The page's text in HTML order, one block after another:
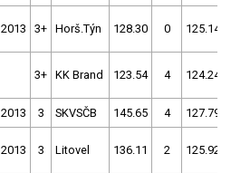
2013 3+ Horš.Týn 128.30 0 125.14
3+ KK Brand 123.54 4 124.24
2013 3 SKVSČB 145.65 4 127.79
2013 3 Litovel 136.11 2 125.92